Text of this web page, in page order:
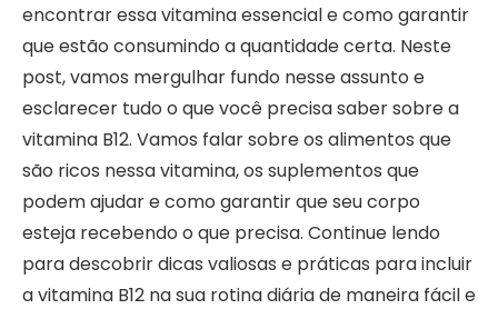
encontrar essa vitamina essencial e como garantir
que estão consumindo a quantidade certa. Neste
post, vamos mergulhar fundo nesse assunto e
esclarecer tudo o que você precisa saber sobre a
vitamina B12. Vamos falar sobre os alimentos que
são ricos nessa vitamina, os suplementos que
podem ajudar e como garantir que seu corpo
esteja recebendo o que precisa. Continue lendo
para descobrir dicas valiosas e práticas para incluir
a vitamina B12 na sua rotina diária de maneira fácil e